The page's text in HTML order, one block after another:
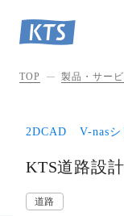
TOP 製品・サー
2DCAD V-nasシ
KTS道路設
道路